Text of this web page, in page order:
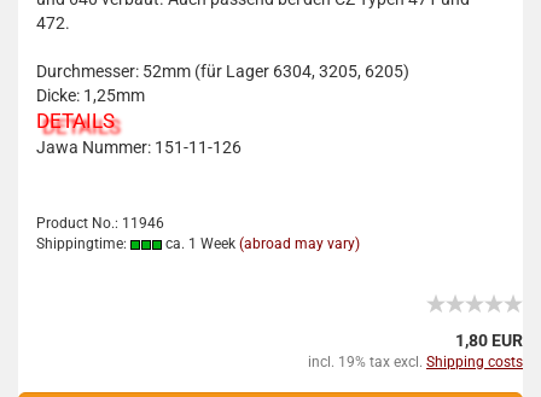
472.
Durchmesser: 52mm (für Lager 6304, 3205, 6205)
Dicke: 1,25mm
DETAILS
Jawa Nummer: 151-11-126
Product No.: 11946
Shippingtime:
ca. 1 Week (abroad may vary)
1,80 EUR
incl. 19% tax excl. Shipping costs